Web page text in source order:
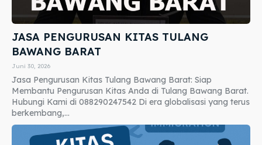
JASA PENGURUSAN KITAS TULANG
BAWANG BARAT
Juni 30, 2026
Jasa Pengurusan Kitas Tulang Bawang Barat: Siap
Membantu Pengurusan Kitas Anda di Tulang Bawang Barat.
Hubungi Kami di 088290247542 Di era globalisasi yang terus
berkembang,...